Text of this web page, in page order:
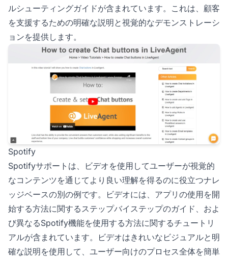
ルシューティングガイドが含まれています。これは、顧客
を支援するための明確な説明と視覚的なデモンストレーシ
ョンを提供します。
Spotify
Spotifyサポートは、ビデオを使用してユーザーが視覚的
なコンテンツを通じてより良い理解を得るのに役立つナレ
ッジベースの別の例です。ビデオには、アプリの使用を開
始する方法に関するステップバイステップのガイド、およ
び異なるSpotify機能を使用する方法に関するチュートリ
アルが含まれています。ビデオはきれいなビジュアルと明
確な説明を使用して、ユーザー向けのプロセス全体を簡単